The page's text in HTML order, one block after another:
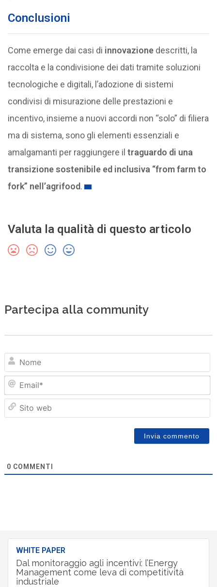
Conclusioni
Come emerge dai casi di innovazionedescritti, la
raccolta e la condivisione dei dati tramite soluzioni
tecnologiche e digitali, l’adozione di sistemi
condivisi di misurazione delle prestazioni e
incentivo, insieme a nuovi accordi non “solo” di filiera
ma di sistema, sono gli elementi essenziali e
amalgamanti per raggiungere il traguardo di una
transizione sostenibile ed inclusiva “from farm to
fork” nell’agrifood.
Valuta la qualità di questo articolo
Partecipa alla community
0 COMMENTI
WHITE PAPER
Dal monitoraggio agli incentivi: l’Energy
Management come leva di competitività
industriale